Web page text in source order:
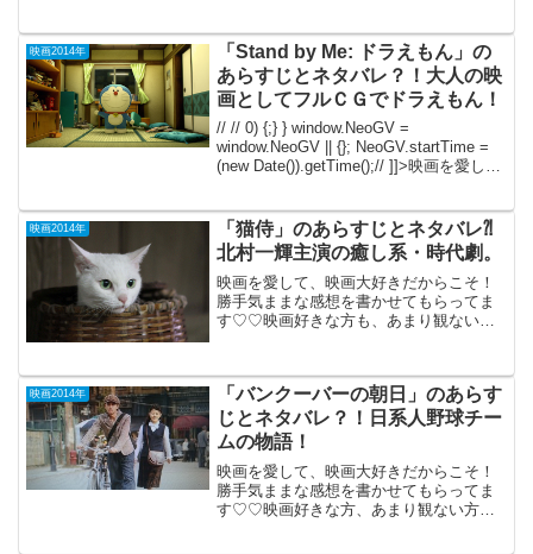
映画2014年
「Stand by Me: ドラえもん」の
あらすじとネタバレ？！大人の映
画としてフルＣＧでドラえもん！
// // 0) {;} } window.NeoGV =
window.NeoGV || {}; NeoGV.startTime =
(new Date()).getTime();// ]]>映画を愛し
映画2014年
「猫侍」のあらすじとネタバレ⁈
北村一輝主演の癒し系・時代劇。
映画を愛して、映画大好きだからこそ！
勝手気ままな感想を書かせてもらってま
す♡♡映画好きな方も、あまり観ない方
主演の癒し系、時代劇。猫好きと犬好き
の対立す...
映画2014年
「バンクーバーの朝日」のあらす
じとネタバレ？！日系人野球チー
ムの物語！
映画を愛して、映画大好きだからこそ！
勝手気ままな感想を書かせてもらってま
す♡♡映画好きな方、あまり観ない方